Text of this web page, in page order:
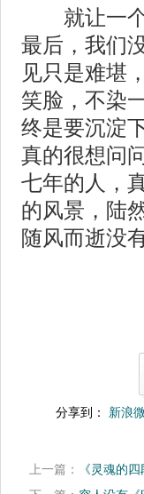
就让一个
最后，我们
见只是难堪
笑脸，不染
终是要沉淀
真的很想问
七年的人，
的风景，陆
随风而逝没
分享到： 新浪
上一篇：
《灵魂的